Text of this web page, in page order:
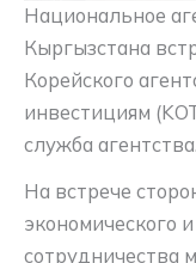
Национальное
Кыргызстана
Корейского
инвестициям
служба агентства.
На встрече
экономического
сотрудничества